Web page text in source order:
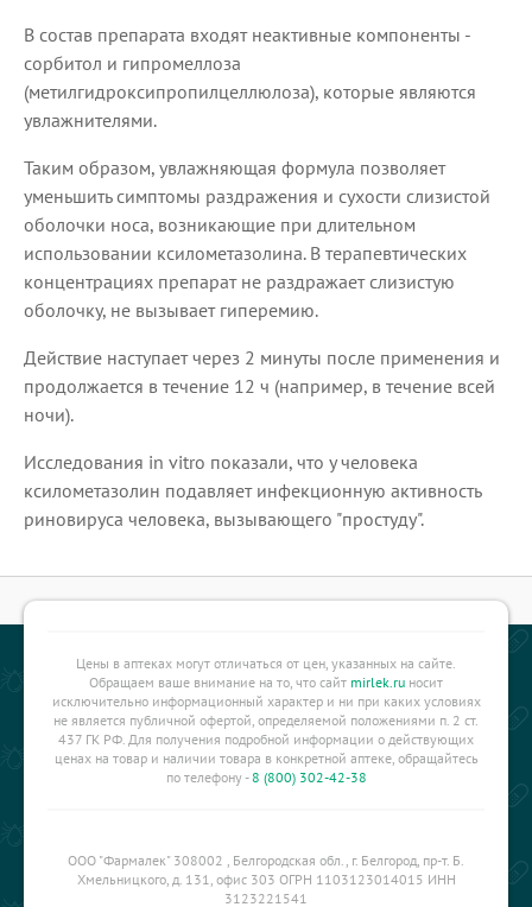
В состав препарата входят неактивные компоненты -
сорбитол и гипромеллоза
(метилгидроксипропилцеллюлоза), которые являются
увлажнителями.
Таким образом, увлажняющая формула позволяет
уменьшить симптомы раздражения и сухости слизистой
оболочки носа, возникающие при длительном
использовании ксилометазолина. В терапевтических
концентрациях препарат не раздражает слизистую
оболочку, не вызывает гиперемию.
Действие наступает через 2 минуты после применения и
продолжается в течение 12 ч (например, в течение всей
ночи).
Исследования in vitro показали, что у человека
ксилометазолин подавляет инфекционную активность
риновируса человека, вызывающего "простуду".
Цены в аптеках могут отличаться от цен, указанных на сайте.
Обращаем ваше внимание на то, что сайт mirlek.ru носит
исключительно информационный характер и ни при каких условиях
не является публичной офертой, определяемой положениями п. 2 ст.
437 ГК РФ. Для получения подробной информации о действующих
ценах на товар и наличии товара в конкретной аптеке, обращайтесь
по телефону -8 (800) 302-42-38
ООО "Фармалек" 308002 , Белгородская обл., г. Белгород, пр-т. Б.
Хмельницкого, д. 131, офис 303 ОГРН 1103123014015 ИНН
3123221541